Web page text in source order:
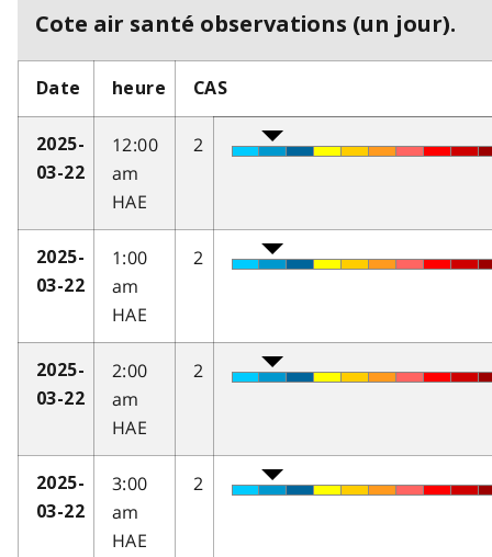
Cote air santé observations (un jour).
Date heure CAS
2025-
03-22
12:00
am
HAE
2
2025-
03-22
1:00
am
HAE
2
2025-
03-22
2:00
am
HAE
2
2025-
03-22
3:00
am
HAE
2